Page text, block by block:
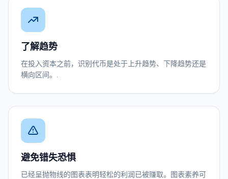
了解趋势
在投入资本之前，识别代币是处于上升趋势、下降趋势还是
横向区间。.
避免错失恐惧
已经呈抛物线的图表表明轻松的利润已被赚取。图表素养可